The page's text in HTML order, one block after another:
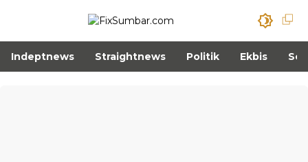
Indeptnews Straightnews Politik Ekbis